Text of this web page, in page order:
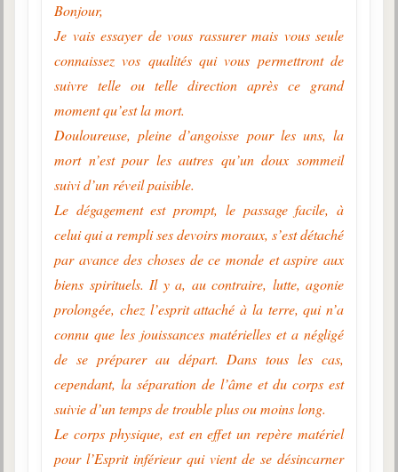
Bonjour,
Je vais essayer de vous rassurer mais vous seule
connaissez vos qualités qui vous permettront de
suivre telle ou telle direction après ce grand
moment qu’est la mort.
Douloureuse, pleine d’angoisse pour les uns, la
mort n’est pour les autres qu’un doux sommeil
suivi d’un réveil paisible.
Le dégagement est prompt, le passage facile, à
celui qui a rempli ses devoirs moraux, s’est détaché
par avance des choses de ce monde et aspire aux
biens spirituels. Il y a, au contraire, lutte, agonie
prolongée, chez l’esprit attaché à la terre, qui n’a
connu que les jouissances matérielles et a négligé
de se préparer au départ. Dans tous les cas,
cependant, la séparation de l’âme et du corps est
suivie d’un temps de trouble plus ou moins long.
Le corps physique, est en effet un repère matériel
pour l’Esprit inférieur qui vient de se désincarner